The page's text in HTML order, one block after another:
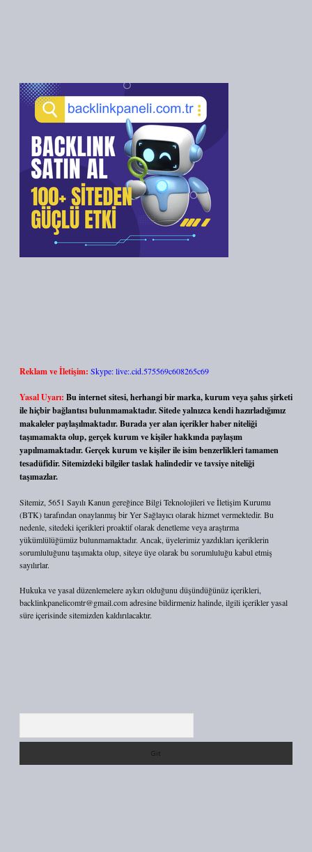
Reklam ve İletişim: Skype: live:.cid.575569c608265c69
Yasal Uyarı: Bu internet sitesi, herhangi bir marka, kurum veya şahıs şirketi
ile hiçbir bağlantısı bulunmamaktadır. Sitede yalnızca kendi hazırladığımız
makaleler paylaşılmaktadır. Burada yer alan içerikler haber niteliği
taşımamakta olup, gerçek kurum ve kişiler hakkında paylaşım
yapılmamaktadır. Gerçek kurum ve kişiler ile isim benzerlikleri tamamen
tesadüfidir. Sitemizdeki bilgiler taslak halindedir ve tavsiye niteliği
taşımazlar.
Sitemiz, 5651 Sayılı Kanun gereğince Bilgi Teknolojileri ve İletişim Kurumu
(BTK) tarafından onaylanmış bir Yer Sağlayıcı olarak hizmet vermektedir. Bu
nedenle, sitedeki içerikleri proaktif olarak denetleme veya araştırma
yükümlülüğümüz bulunmamaktadır. Ancak, üyelerimiz yazdıkları içeriklerin
sorumluluğunu taşımakta olup, siteye üye olarak bu sorumluluğu kabul etmiş
sayılırlar.
Hukuka ve yasal düzenlemelere aykırı olduğunu düşündüğünüz içerikleri,
backlinkpanelicomtr@gmail.comadresine bildirmeniz halinde, ilgili içerikler yasal
süre içerisinde sitemizden kaldırılacaktır.